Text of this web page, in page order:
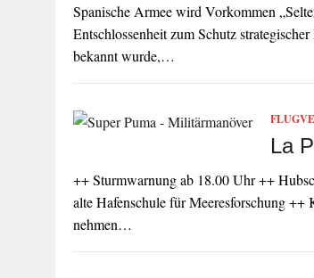
Spanische Armee wird Vorkommen
Entschlossenheit zum Schutz
bekannt wurde,…
La
++ Sturmwarnung ab 18.00 Uhr ++
alte Hafenschule für Meeresforschung
nehmen…